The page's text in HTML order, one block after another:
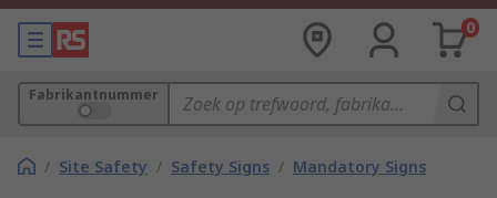
0
Fabrikantnummer
/ Site Safety / Safety Signs / Mandatory Signs